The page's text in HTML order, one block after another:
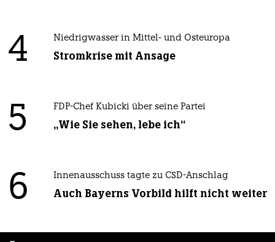
4 Niedrigwasser in Mittel- und Osteuropa
Stromkrise mit Ansage
5 FDP-Chef Kubicki über seine Partei
„Wie Sie sehen, lebe ich“
6 Innenausschuss tagte zu CSD-Anschlag
Auch Bayerns Vorbild hilft nicht weiter